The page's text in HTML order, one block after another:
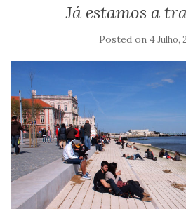
Já estamos a
Posted on 4 Julho,